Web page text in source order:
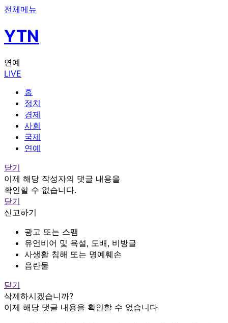
전체메뉴
YTN
연예
LIVE
홈
정치
경제
사회
국제
연예
닫기
이제 해당 작성자의 댓글 내용을
확인할 수 없습니다.
닫기
신고하기
광고 또는 스팸
유언비어 및 욕설, 도배, 비방글
사생활 침해 또는 명예훼손
음란물
닫기
삭제하시겠습니까?
이제 해당 댓글 내용을 확인할 수 없습니다